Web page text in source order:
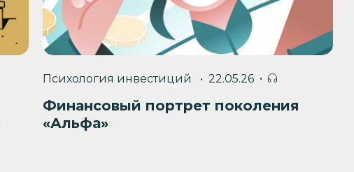
Психология инвестиций 22.05.26
Финансовый портрет поколения
«Альфа»